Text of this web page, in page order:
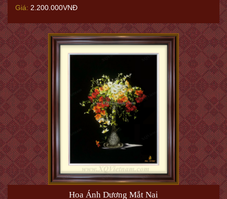
Giá: 2.200.000VNĐ
Hoa Ánh Dương Mắt Nai